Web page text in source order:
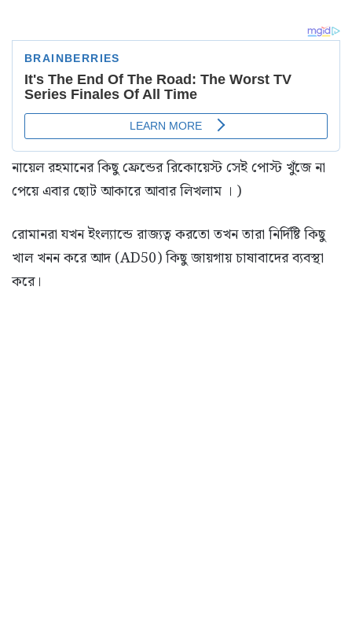
নায়েল রহমানের কিছু ফ্রেন্ডের রিকোয়েস্ট সেই পোস্ট খুঁজে না
পেয়ে এবার ছোট আকারে আবার লিখলাম । )
রোমানরা যখন ইংল্যান্ডে রাজ্যত্ব করতো তখন তারা নির্দিষ্টি কিছু
খাল খনন করে আদ (AD50) কিছু জায়গায় চাষাবাদের ব্যবস্থা
করে।